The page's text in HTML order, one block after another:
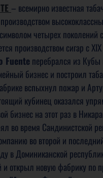
– всемирно известная
четырех поколений
производством сигар с
Fuenteперебрался из
бизнес и построил
вспыхнул пожар и
кубинец оказался
бизнес на этот раз в
во время Сандинистской
во второй и
в Доминиканской
и открыл новую фабрику по